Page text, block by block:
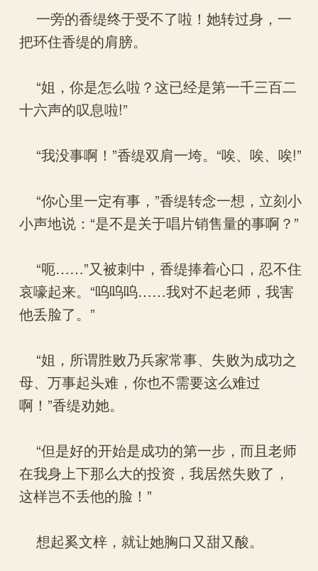
一旁的香缇终于受不了啦！她转过身，一
把环住香缇的肩膀。
“姐，你是怎么啦？这已经是第一千三百二
十六声的叹息啦!”
“我没事啊！”香缇双肩一垮。“唉、唉、唉!”
“你心里一定有事，”香缇转念一想，立刻小
小声地说：“是不是关于唱片销售量的事啊？”
“呃……”又被刺中，香缇捧着心口，忍不住
哀嚎起来。“呜呜呜……我对不起老师，我害
他丢脸了。”
“姐，所谓胜败乃兵家常事、失败为成功之
母、万事起头难，你也不需要这么难过
啊！”香缇劝她。
“但是好的开始是成功的第一步，而且老师
在我身上下那么大的投资，我居然失败了，
这样岂不丢他的脸！”
想起奚文梓，就让她胸口又甜又酸。